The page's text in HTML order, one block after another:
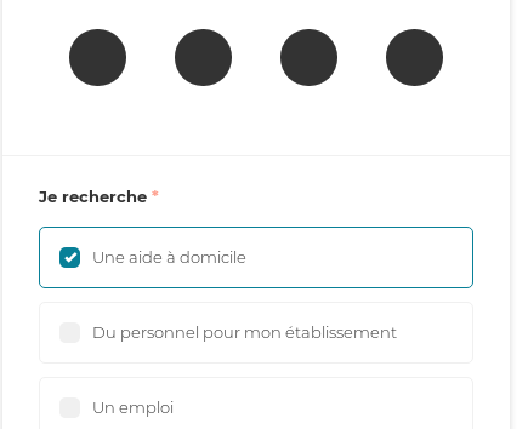
Je recherche
Une aide à domicile
Du personnel pour mon établissement
Un emploi